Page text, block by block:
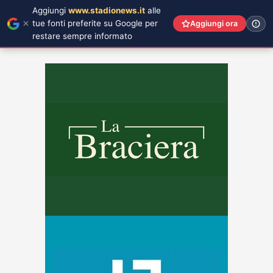
Aggiungi www.stadionews.it alle
tue fonti preferite su Google per
restare sempre informato
Aggiungi ora